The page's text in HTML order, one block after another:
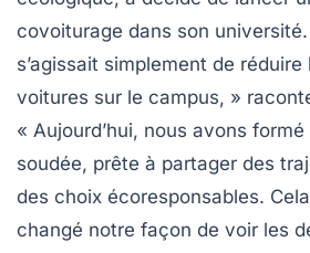
covoiturage dans son
s’agissait simplement de réduire
voitures sur le campus, »
« Aujourd’hui, nous avons
soudée, prête à partager des
des choix écoresponsables.
changé notre façon de voir les